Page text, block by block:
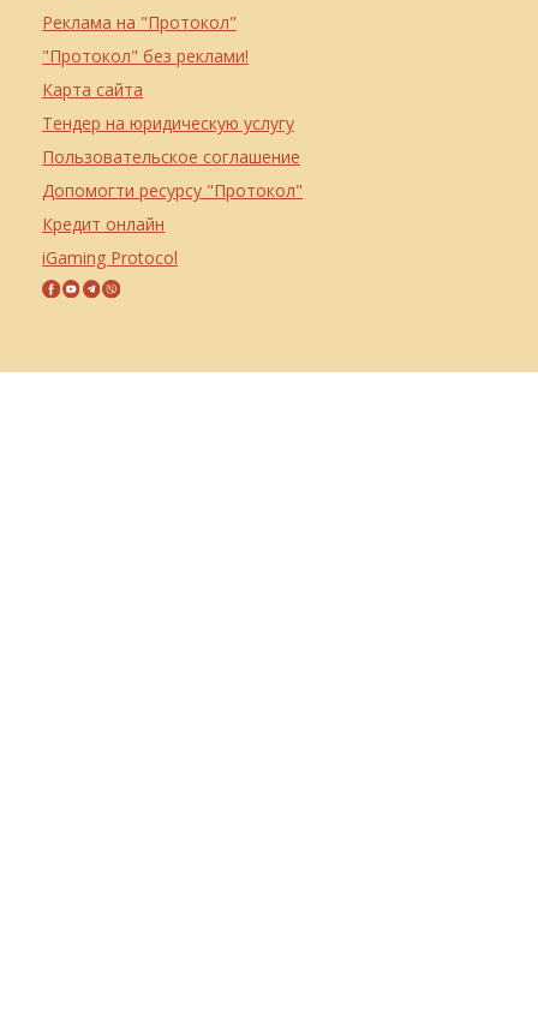
Реклама на "Протокол"
"Протокол" без реклами!
Карта сайта
Тендер на юридическую услугу
Пользовательское соглашение
Допомогти ресурсу "Протокол"
Кредит онлайн
iGaming Protocol